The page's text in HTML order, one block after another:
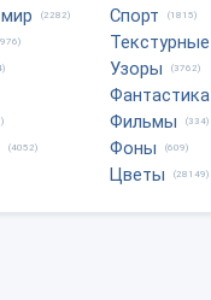
(2282)
(4052)
Спорт (1815)
Текстурные
Узоры (3762)
Фантастика
Фильмы (334)
Фоны (609)
Цветы (28149)